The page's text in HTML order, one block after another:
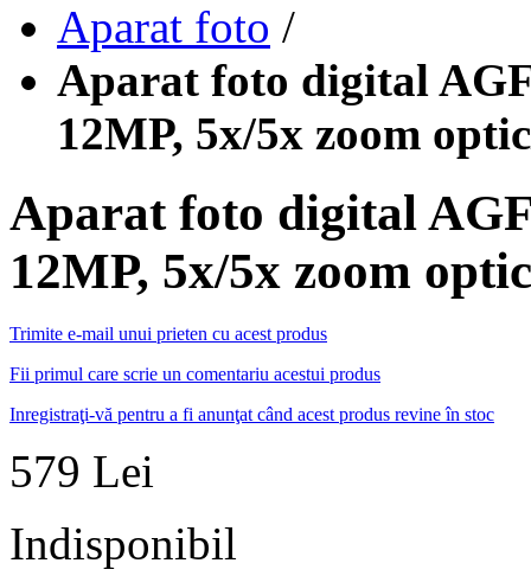
Aparat foto /
Aparat foto digital
12MP, 5x/5x zoom
Aparat foto digital
12MP, 5x/5x zoom
Trimite e-mail unui prieten cu acest produs
Fii primul care scrie un comentariu acestui produs
Inregistraţi-vă pentru a fi anunţat când acest produs revine în stoc
579 Lei
Indisponibil